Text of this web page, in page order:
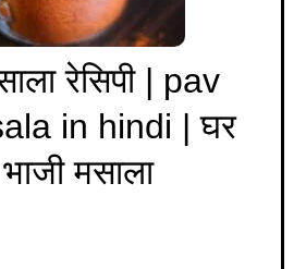
रेसिपी | pav
in hindi | घर
मसाला